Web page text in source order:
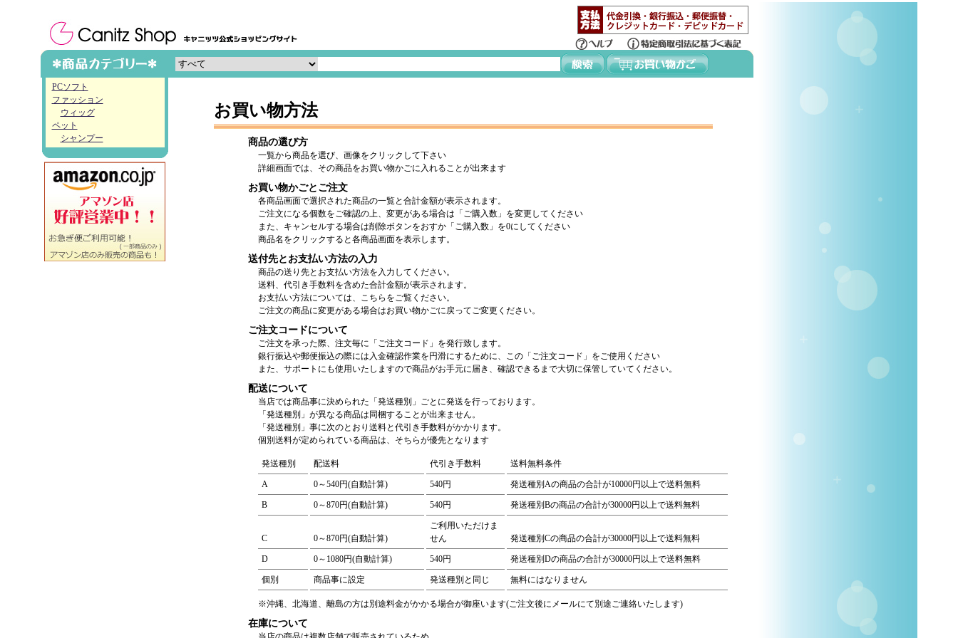
PCソフト
ファッション
ウィッグ
ペット
シャンプー
お買い物方法
商品の選び方
一覧から商品を選び、画像をクリックして下さい
詳細画面では、その商品をお買い物かごに入れることが出来ます
お買い物かごとご注文
各商品画面で選択された商品の一覧と合計金額が表示されます。
ご注文になる個数をご確認の上、変更がある場合は「ご購入数」を変更してください
また、キャンセルする場合は削除ボタンをおすか「ご購入数」を0にしてください
商品名をクリックすると各商品画面を表示します。
送付先とお支払い方法の入力
商品の送り先とお支払い方法を入力してください。
送料、代引き手数料を含めた合計金額が表示されます。
お支払い方法については、こちらをご覧ください。
ご注文の商品に変更がある場合はお買い物かごに戻ってご変更ください。
ご注文コードについて
ご注文を承った際、注文毎に「ご注文コード」を発行致します。
銀行振込や郵便振込の際には入金確認作業を円滑にするために、この「ご注文コード」をご使用ください
また、サポートにも使用いたしますので商品がお手元に届き、確認できるまで大切に保管していてください。
配送について
当店では商品事に決められた「発送種別」ごとに発送を行っております。
「発送種別」が異なる商品は同梱することが出来ません。
「発送種別」事に次のとおり送料と代引き手数料がかかります。
個別送料が定められている商品は、そちらが優先となります
発送種別 配送料 代引き手数料 送料無料条件
A 0～540円(自動計算) 540円 発送種別Aの商品の合計が10000円以上で送料無料
B 0～870円(自動計算) 540円 発送種別Bの商品の合計が30000円以上で送料無料
C 0～870円(自動計算)
ご利用いただけま
せん
発送種別Cの商品の合計が30000円以上で送料無料
D 0～1080円(自動計算) 540円 発送種別Dの商品の合計が30000円以上で送料無料
個別 商品事に設定 発送種別と同じ 無料にはなりません
※沖縄、北海道、離島の方は別途料金がかかる場合が御座います(ご注文後にメールにて別途ご連絡いたします)
在庫について